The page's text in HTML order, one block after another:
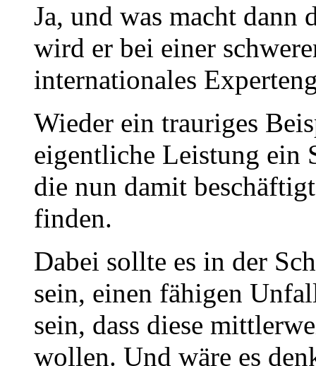
Ja, und was macht dann
wird er bei einer
internationales
Wieder ein trauriges
eigentliche Leistung ein
die nun damit
finden.
Dabei sollte es in der
sein, einen fähigen
sein, dass diese
wollen. Und wäre es